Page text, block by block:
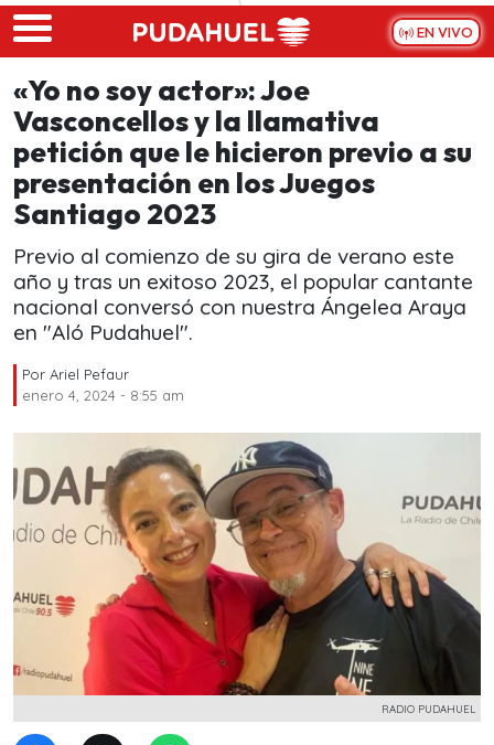
Skip to main content
EN VIVO
«Yo no soy actor»: Joe
Vasconcellos y la llamativa
petición que le hicieron previo a su
presentación en los Juegos
Santiago 2023
Previo al comienzo de su gira de verano este
año y tras un exitoso 2023, el popular cantante
nacional conversó con nuestra Ángelea Araya
en "Aló Pudahuel".
Por Ariel Pefaur
enero 4, 2024 - 8:55 am
RADIO PUDAHUEL